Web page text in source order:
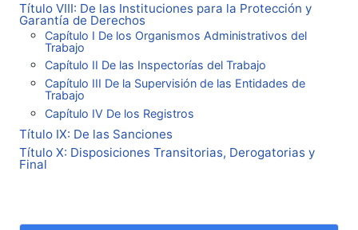
Título VIII: De las Instituciones para la Protección y
Garantía de Derechos
Capítulo I De los Organismos Administrativos del
Trabajo
Capítulo II De las Inspectorías del Trabajo
Capítulo III De la Supervisión de las Entidades de
Trabajo
Capítulo IV De los Registros
Título IX: De las Sanciones
Título X: Disposiciones Transitorias, Derogatorias y
Final